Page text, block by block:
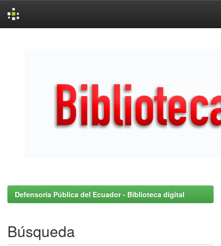
Defensoría Pública del Ecuador - Biblioteca digital
Búsqueda